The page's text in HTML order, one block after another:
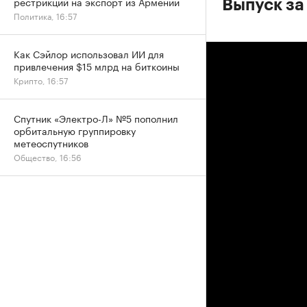
Выпуск
Политика, 16:57
Как Сэйлор использовал ИИ для
привлечения $15 млрд на биткоины
Крипто, 16:57
Спутник «Электро-Л» №5 пополнил
орбитальную группировку
метеоспутников
Общество, 16:56